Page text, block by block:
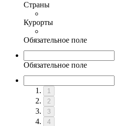
Страны
Курорты
Обязательное поле
Обязательное поле
1
2
3
4